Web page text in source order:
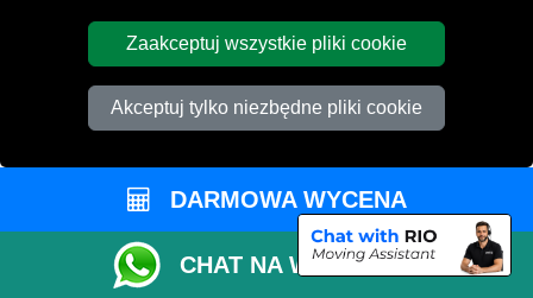
Zaakceptuj wszystkie pliki cookie
Akceptuj tylko niezbędne pliki cookie
Ilu pomocników będzie pomagać?
Czy mogę korzystać z internetowego
przypadku przeprowadzek osobistych, jak i
komercyjnych?DARMOWA WYCENA
CHAT NA WHATSAPP